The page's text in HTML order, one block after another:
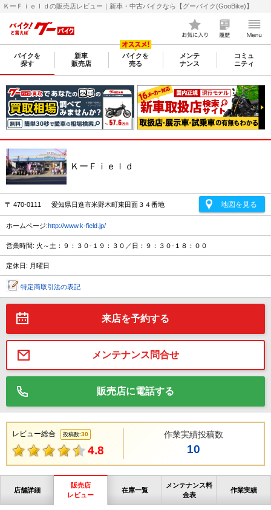
ＫーＦｉｅｌｄの販売店レビュー｜新車・中古バイクなら【グーバイク(GooBike)】
バイクを
探す
新車
販売店
バイクを
売る
メンテ
ナンス
コミュ
ニティ
ＫーＦｉｅｌｄ
〒 470-0111 愛知県日進市米野木町東田面３４番地 地図を見る
ホームページ:http://www.k-field.jp/
営業時間: 火～土：９：３０-１９：３０／日：９：３０-１８：００
定休日: 月曜日
特定商取引法の表記
来店を予約する
メンテナンス問合せ
販売店に電話する
レビュー総合 投稿数:30
4.8
作業実績投稿数
10
店舗詳細
販売店
レビュー
在庫一覧
メンテナンス料
金表
作業実績